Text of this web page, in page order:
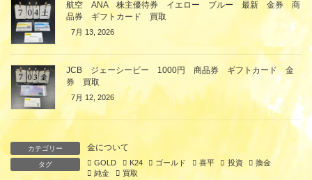
航空 ANA 株主優待券 イエロー ブルー 最新 金券 商
品券 ギフトカード 買取
7月 13, 2026
JCB ジェーシービー 1000円 商品券 ギフトカード 金
券 買取
7月 12, 2026
カテゴリー 金について
タグ GOLD K24 ゴールド 喜平 投資
換金
純金
買取